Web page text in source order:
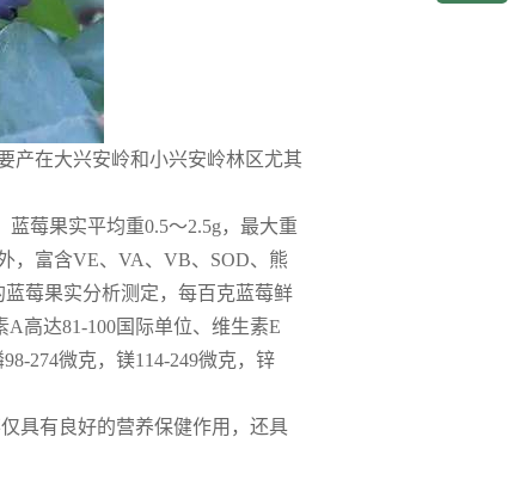
产在大兴安岭和小兴安岭林区尤其
莓果实平均重0.5～2.5g，最大重
，富含VE、VA、VB、SOD、熊
莓果实分析测定，每百克蓝莓鲜
A高达81-100国际单位、维生素E
274微克，镁114-249微克，锌
具有良好的营养保健作用，还具